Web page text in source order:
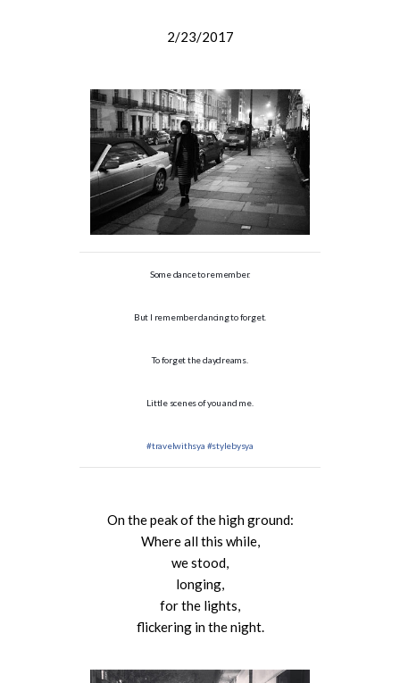
2/23/2017
Some dance to remember.
But I remember dancing to forget.
To forget the daydreams.
Little scenes of you and me.
#travelwithsya #stylebysya
On the peak of the high ground:
Where all this while,
we stood,
longing,
for the lights,
flickering in the night.